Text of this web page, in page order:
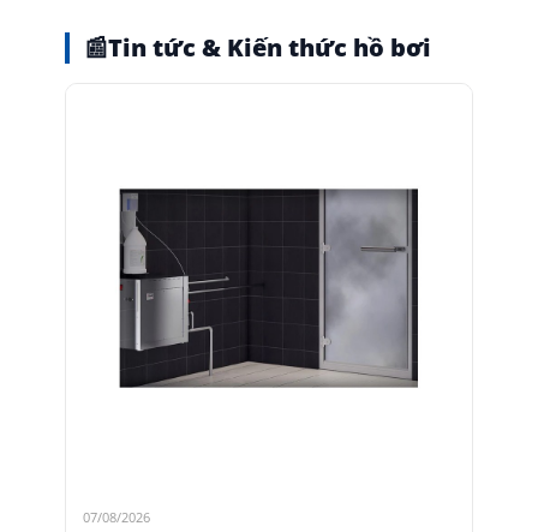
📰Tin tức & Kiến thức hồ bơi
07/08/2026